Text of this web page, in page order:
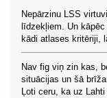
Nepārzinu LSS
līdzekļiem. Un
kādi atlases kritēriji,
Nav fig viņ zin kas,
situācijas un šā
Ļoti ceru, ka uz